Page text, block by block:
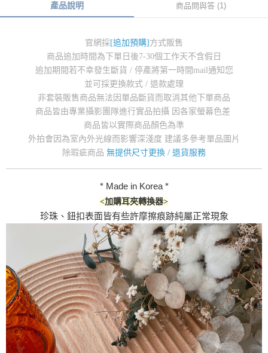
產品說明 商品問與答 (1)
官網採 [追加預購] 方式販售
商品追加時間為下單日後7-30個工作天不含假日
追加期間若不幸發生斷貨 / 停產將第一時間mail通知您
並可採更換款式 / 退款處理
非套裝販售商品無法因單品斷貨而取消其他下單商品
商品皆由專業攝影團隊進行實品拍攝 因各家螢幕色差
商品皆以實際商品顏色為準
外拍會因為室內外光線而影響深淺度 建議多參考單品圖片
除瑕疵商品 無提供尺寸更換 / 退貨服務
* Made in Korea *
<加購耳夾轉換器>
珍珠、鈕扣表面皆有些許摩擦痕跡純屬正常現象